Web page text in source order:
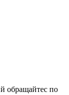
обращайтес по